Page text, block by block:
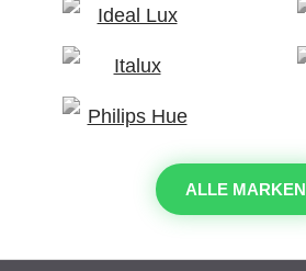
ALLE MARKEN